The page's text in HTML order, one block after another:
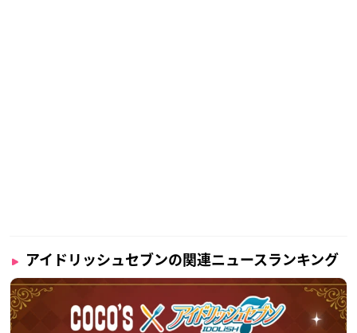
アイドリッシュセブンの関連ニュースランキング